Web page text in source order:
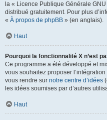
la « Licence Publique Générale
distribué gratuitement. Pour plus
« À propos de phpBB » (en anglais).
Haut
Pourquoi la fonctionnalité X n’est
Ce programme a été développé et
vous souhaitez proposer
vous rendre sur notre centre d’idées
les idées soumises par d’autres
Haut